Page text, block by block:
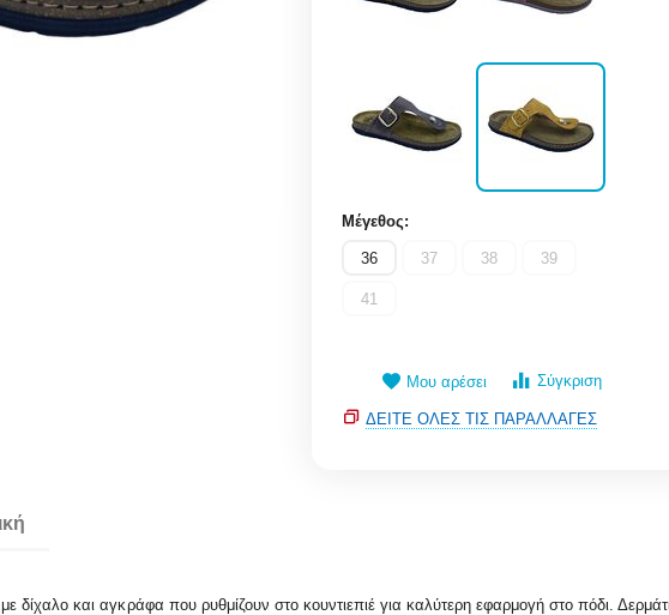
Μέγεθος:
36 37 38 39
41
Μου αρέσει Σύγκριση
ΔΕΊΤΕ ΌΛΕΣ ΤΙΣ ΠΑΡΑΛΛΑΓΈΣ
δίχαλο και αγκράφα που ρυθμίζουν στο κουντιεπιέ για καλύτερη εφαρμογή στο πόδι.